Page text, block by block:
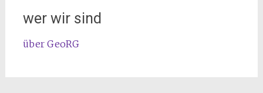
wer wir sind
über GeoRG